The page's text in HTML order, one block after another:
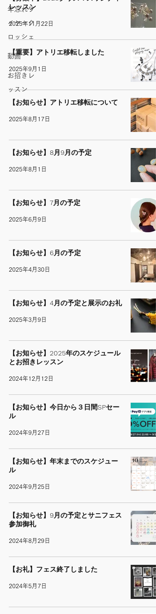
年忘れワ
イヤーク
ロッシェ
動画
お招きレ
ッスン
レッスン
2025年11月22日
【重要】アトリエ移転しました
2025年9月1日
【お知らせ】アトリエ移転について
2025年8月17日
【お知らせ】8月9月の予定
2025年8月1日
【お知らせ】7月の予定
2025年6月9日
【お知らせ】6月の予定
2025年4月30日
【お知らせ】4月の予定と展示のお礼
2025年3月9日
【お知らせ】2025年のスケジュール
とお招きレッスン
2024年12月12日
【お知らせ】今日から３日間SPセー
ル
2024年9月27日
【お知らせ】年末までのスケジュー
ル
2024年9月25日
【お知らせ】9月の予定とサニフェス
参加御礼
2024年8月29日
【お礼】フェス終了しました
2024年5月7日